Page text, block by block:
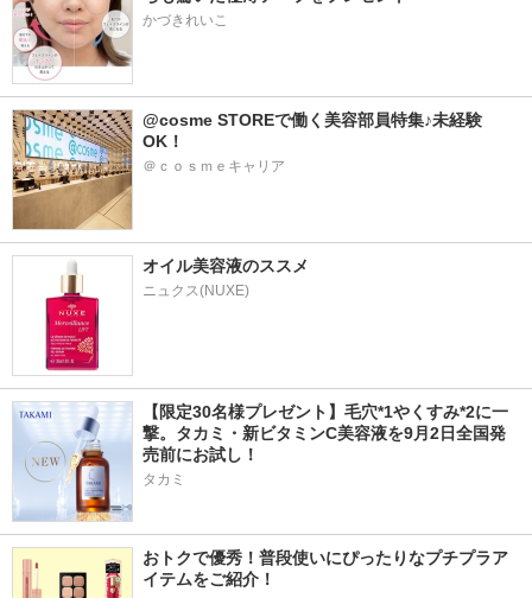
かづきれいこ
@cosme STOREで働く美容部員特集♪未経験
OK！
＠ｃｏｓｍｅキャリア
オイル美容液のススメ
ニュクス(NUXE)
【限定30名様プレゼント】毛穴*1やくすみ*2に一
撃。タカミ・新ビタミンC美容液を9月2日全国発
売前にお試し！
タカミ
おトクで優秀！普段使いにぴったりなプチプラア
イテムをご紹介！